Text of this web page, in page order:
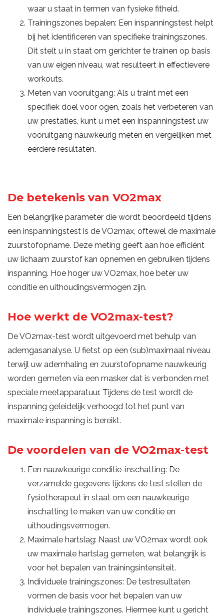
waar u staat in termen van fysieke fitheid.
Trainingszones bepalen: Een inspanningstest helpt
bij het identificeren van specifieke trainingszones.
Dit stelt u in staat om gerichter te trainen op basis
van uw eigen niveau, wat resulteert in effectievere
workouts.
Meten van vooruitgang: Als u traint met een
specifiek doel voor ogen, zoals het verbeteren van
uw prestaties, kunt u met een inspanningstest uw
vooruitgang nauwkeurig meten en vergelijken met
eerdere resultaten.
De betekenis van VO2max
Een belangrijke parameter die wordt beoordeeld tijdens
een inspanningstest is de VO2max, oftewel de maximale
zuurstofopname. Deze meting geeft aan hoe efficiënt
uw lichaam zuurstof kan opnemen en gebruiken tijdens
inspanning. Hoe hoger uw VO2max, hoe beter uw
conditie en uithoudingsvermogen zijn.
Hoe werkt de VO2max-test?
De VO2max-test wordt uitgevoerd met behulp van
ademgasanalyse. U fietst op een (sub)maximaal niveau
terwijl uw ademhaling en zuurstofopname nauwkeurig
worden gemeten via een masker dat is verbonden met
speciale meetapparatuur. Tijdens de test wordt de
inspanning geleidelijk verhoogd tot het punt van
maximale inspanning is bereikt.
De voordelen van de VO2max-test
Een nauwkeurige conditie-inschatting: De
verzamelde gegevens tijdens de test stellen de
fysiotherapeut in staat om een nauwkeurige
inschatting te maken van uw conditie en
uithoudingsvermogen.
Maximale hartslag: Naast uw VO2max wordt ook
uw maximale hartslag gemeten, wat belangrijk is
voor het bepalen van trainingsintensiteit.
Individuele trainingszones: De testresultaten
vormen de basis voor het bepalen van uw
individuele trainingszones. Hiermee kunt u gericht